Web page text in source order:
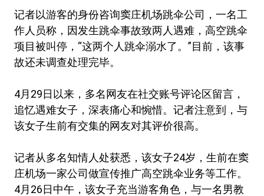
记者以游客的身份咨询窦庄机场跳伞公司，一名工
作人员称，因发生跳伞事故致两人遇难，高空跳伞
项目被叫停，“这两个人跳伞溺水了。”目前，该事
故还未调查处理完毕。
4月29日以来，多名网友在社交账号评论区留言，
追忆遇难女子，深表痛心和惋惜。记者注意到，与
该女子生前有交集的网友对其评价很高。
记者从多名知情人处获悉，该女子24岁，生前在窦
庄机场一家公司做宣传推广高空跳伞业务等工作。
4月26日中午，该女子充当游客角色，与一名男教